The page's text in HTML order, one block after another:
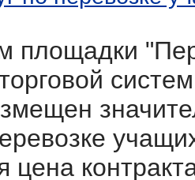
площадки
цена